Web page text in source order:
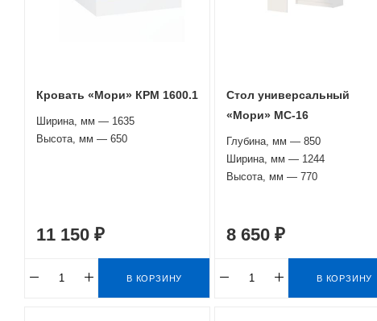
Кровать «Мори» КРМ 1600.1
Ширина, мм — 1635
Высота, мм — 650
11 150 ₽
В КОРЗИНУ
Стол универсальный
«Мори» МС-16
Глубина, мм — 850
Ширина, мм — 1244
Высота, мм — 770
8 650 ₽
В КОРЗИНУ